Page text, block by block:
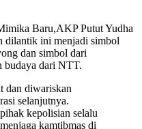
Baru,AKP Putut Yudha
dilantik ini menjadi simbol
dan simbol dari
budaya dari NTT.
dan diwariskan
selanjutnya.
kepolisian selalu
kamtibmas di